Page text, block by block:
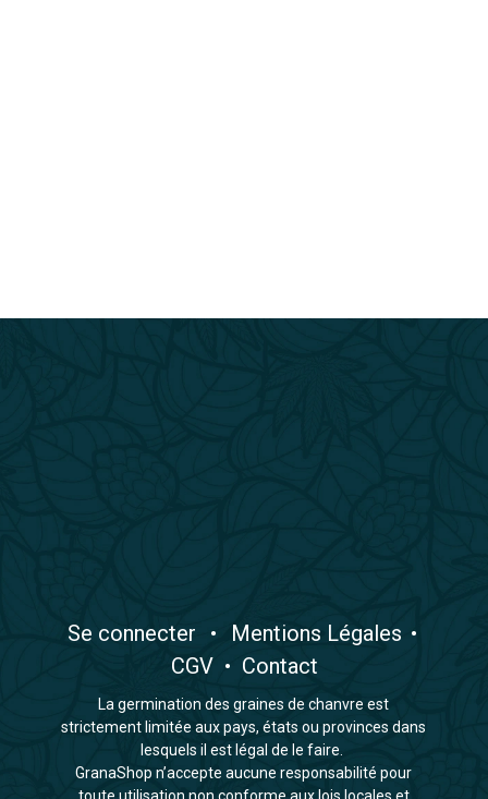
​Se connecter • ​Mentions Légales •
CGV• Contact
La germination des graines de chanvre est
strictement limitée aux pays, états ou provinces dans
lesquels il est légal de le faire.
GranaShop n’accepte aucune responsabilité pour